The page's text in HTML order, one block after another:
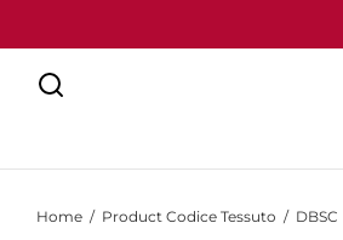
Home / Product Codice Tessuto / DBSC